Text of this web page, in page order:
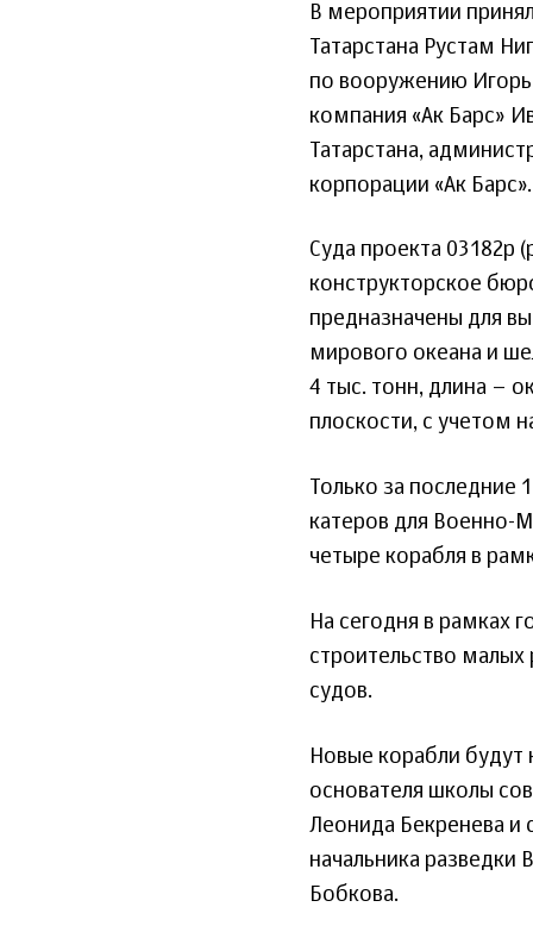
В мероприятии
Татарстана Рустам
по вооружению Игорь
компания «Ак Барс»
Татарстана,
корпорации «Ак Барс».
Суда проекта 03182р
конструкторское
предназначены для
мирового океана и
4 тыс. тонн, длина –
плоскости, с учетом
Только за последние
катеров для Военно-
четыре корабля в
На сегодня в рамках
строительство малых
судов.
Новые корабли будут
основателя школы
Леонида Бекренева и
начальника
Бобкова.